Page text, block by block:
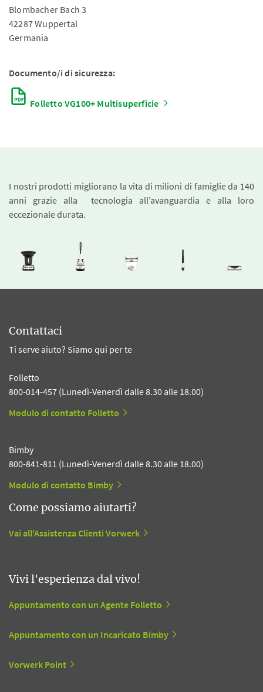
Blombacher Bach 3
42287 Wuppertal
Germania
Documento/i di sicurezza:
Folletto VG100+ Multisuperficie
I nostri prodotti migliorano la vita di milioni di famiglie da 140
anni grazie alla tecnologia all’avanguardia e alla loro
eccezionale durata.
Contattaci
Ti serve aiuto? Siamo qui per te
Folletto
800-014-457 (Lunedì-Venerdì dalle 8.30 alle 18.00)
Modulo di contatto Folletto
Bimby
800-841-811 (Lunedì-Venerdì dalle 8.30 alle 18.00)
Modulo di contatto Bimby
Come possiamo aiutarti?
Vai all'Assistenza Clienti Vorwerk
Vivi l'esperienza dal vivo!
Appuntamento con un Agente Folletto
Appuntamento con un Incaricato Bimby
Vorwerk Point